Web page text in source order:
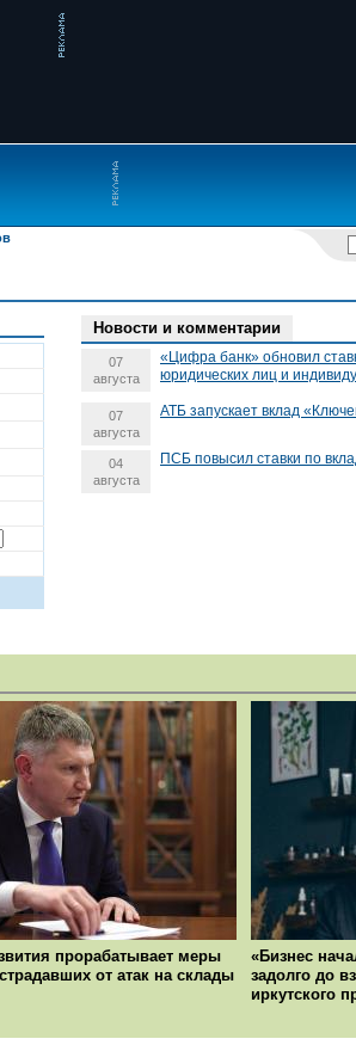
Новости и комментарии
07
августа
«Цифра банк» обновил
юридических лиц и
07
августа
АТБ запускает вклад
04
августа
ПСБ повысил ставки по
прорабатывает меры
от атак на склады
«Бизнес
задолго до
иркутского